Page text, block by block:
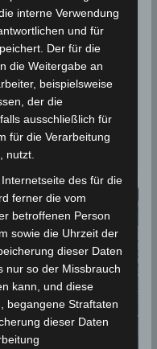
7 Uhr
aufgenommen
des
einigen
interne Verwendung
und für
Der für die
die Weitergabe an
beispielsweise
der die
ausschließlich für
für die Verarbeitung
nutzt.
des für die
ferner die vom
betroffenen Person
sowie die Uhrzeit der
dieser Daten
nur so der Missbrauch
kann, und diese
begangene Straftaten
dieser Daten